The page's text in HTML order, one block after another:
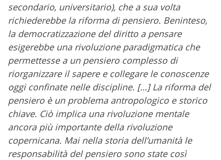
secondario, universitario), che a sua volta
richiederebbe la riforma di pensiero. Beninteso,
la democratizzazione del diritto a pensare
esigerebbe una rivoluzione paradigmatica che
permettesse a un pensiero complesso di
riorganizzare il sapere e collegare le conoscenze
oggi confinate nelle discipline. […] La riforma del
pensiero è un problema antropologico e storico
chiave. Ciò implica una rivoluzione mentale
ancora più importante della rivoluzione
copernicana. Mai nella storia dell’umanità le
responsabilità del pensiero sono state così